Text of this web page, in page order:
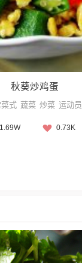
秋葵炒鸡蛋
式 蔬菜 炒菜 运动员
1.69W 0.73K